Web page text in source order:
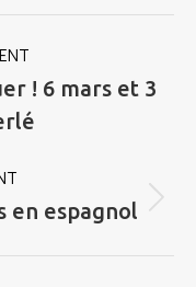
! 6 mars et 3
en espagnol